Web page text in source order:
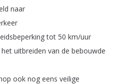
naar
tot 50 km/uur
het uitbreiden van de bebouwde
ook nog eens veilige